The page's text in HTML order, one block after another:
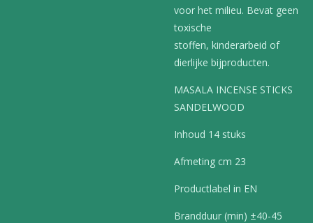
voor het milieu. Bevat geen
toxische
stoffen, kinderarbeid of
dierlijke bijproducten.
MASALA INCENSE STICKS
SANDELWOOD
Inhoud 14 stuks
Afmeting cm 23
Productlabel in EN
Brandduur (min) ±40-45